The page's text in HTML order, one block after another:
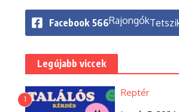
Facebook 566Rajongók
Legújabb viccek
1
Reptér